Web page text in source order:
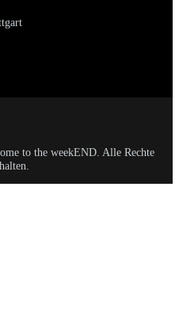
to the weekEND. Alle Rechte